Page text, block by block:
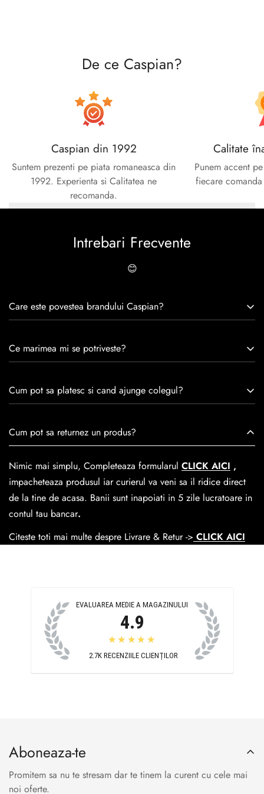
De ce Caspian?
Caspian din 1992
Suntem prezenti pe piata romaneasca din
1992. Experienta si Calitatea ne
recomanda.
Calitate
Punem accent
fiecare
Intrebari Frecvente
😊
Care este povestea brandului Caspian?
experiență de peste 30 de ani în industria modei, Caspian se
satisfacția clienților.Fiecare pereche de încălțăminte Caspian
este creată cu mândrie de meșteri pricepuți, care aduc la
trecerea timpului.
Ce marimea mi se potriveste?
Cum pot sa platesc si cand ajunge colegul?
medie livrarea dureaza 1-2 zilelucratoare prin
Easybox-ul Emag.
Cosul de livrareeste 15 lei pentru o comanda mai mica de
390 lei si Gratuit pentru o comanda de peste 390 lei.
Cum pot sa returnez un produs?
Nimic mai simplu, Completeaza formularul CLICK AICI ,
impacheteaza produsul iar curierul va veni sa il ridice direct
de la tine de acasa. Banii sunt inapoiati in 5 zile lucratoare in
contul tau bancar.
Citeste toti mai multe despre Livrare & Retur -> CLICK AICI
EVALUAREA MEDIE A MAGAZINULUI
4.9
★★★★★
2.7K RECENZIILE CLIENȚILOR
Aboneaza-te
Promitem sa nu te stresam dar te tinem la curent cu cele mai
noi oferte.